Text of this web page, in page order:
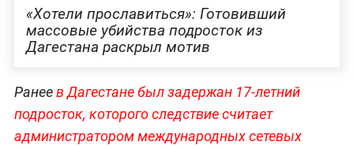
«Хотели прославиться»: Готовивший
массовые убийства подросток из
Дагестана раскрыл мотив
Ранеев Дагестане был задержан 17-летний
подросток, которого следствие считает
администратором международных сетевых